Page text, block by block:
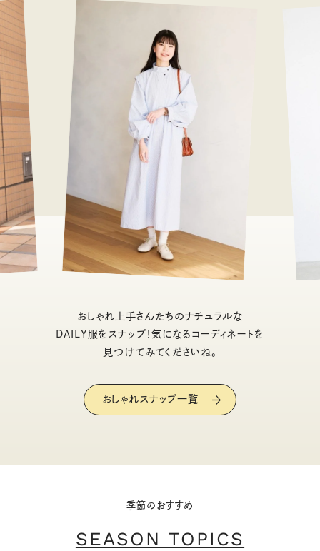
おしゃれ上手さんたちのナチュラルな
DAILY服をスナップ！気になるコーディネートを
見つけてみてくださいね。
おしゃれスナップ一覧
季節のおすすめ
SEASON TOPICS